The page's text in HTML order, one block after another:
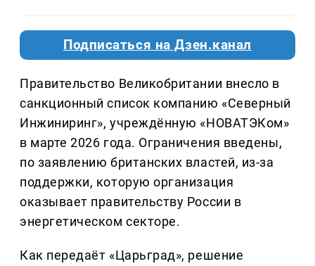
Подписаться на Дзен.канал
Правительство Великобритании внесло в
санкционный список компанию «Северный
Инжиниринг», учреждённую «НОВАТЭКом»
в марте 2026 года. Ограничения введены,
по заявлению британских властей, из-за
поддержки, которую организация
оказывает правительству России в
энергетическом секторе.
Как передаёт «Царьград», решение